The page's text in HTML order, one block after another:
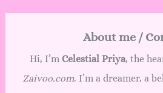
About me /
Hi, I’m Celestial Priya, the
Zaivoo.com. I’m a dreamer, a